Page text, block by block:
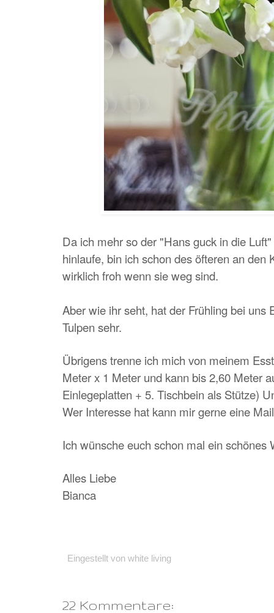
Da ich mehr so der "Hans guck in die
hinlaufe, bin ich schon des öfteren an den
wirklich froh wenn sie weg sind.
Aber wie ihr seht, hat der Frühling bei uns
Tulpen sehr.
Übrigens trenne ich mich von meinem
Meter x 1 Meter und kann bis 2,60 Meter
Einlegeplatten + 5. Tischbein als Stütze)
Wer Interesse hat kann mir gerne eine
Ich wünsche euch schon mal ein schönes
Alles Liebe
Bianca
Eingestellt von white living
22 Kommentare: